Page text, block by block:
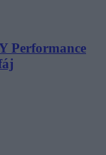
Performance